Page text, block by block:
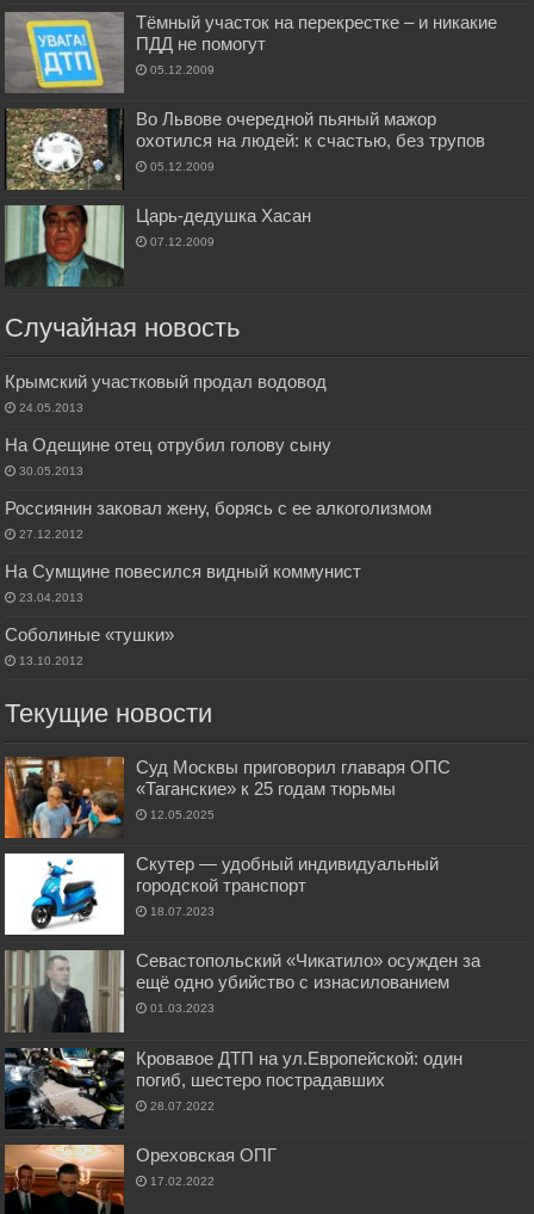
Тёмный участок на перекрестке – и никакие
ПДД не помогут
05.12.2009
Во Львове очередной пьяный мажор
охотился на людей: к счастью, без трупов
05.12.2009
Царь-дедушка Хасан
07.12.2009
Случайная новость
Крымский участковый продал водовод
24.05.2013
На Одещине отец отрубил голову сыну
30.05.2013
Россиянин заковал жену, борясь с ее алкоголизмом
27.12.2012
На Сумщине повесился видный коммунист
23.04.2013
Соболиные «тушки»
13.10.2012
Текущие новости
Суд Москвы приговорил главаря ОПС
«Таганские» к 25 годам тюрьмы
12.05.2025
Скутер — удобный индивидуальный
городской транспорт
18.07.2023
Севастопольский «Чикатило» осужден за
ещё одно убийство с изнасилованием
01.03.2023
Кровавое ДТП на ул.Европейской: один
погиб, шестеро пострадавших
28.07.2022
Ореховская ОПГ
17.02.2022